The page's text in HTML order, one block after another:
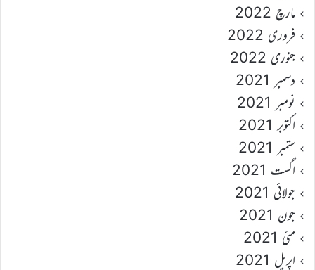
مارچ 2022
فروری 2022
جنوری 2022
دسمبر 2021
نومبر 2021
اکتوبر 2021
ستمبر 2021
اگست 2021
جولائی 2021
جون 2021
مئی 2021
اپریل 2021